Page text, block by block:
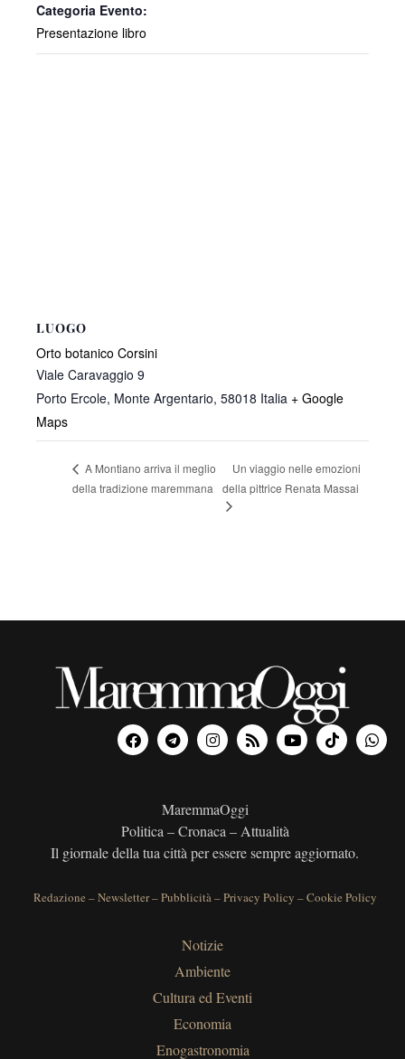
Categoria Evento:
Presentazione libro
LUOGO
Orto botanico Corsini
Viale Caravaggio 9
Porto Ercole, Monte Argentario, 58018 Italia + Google
Maps
A Montiano arriva il meglio
della tradizione maremmana
Un viaggio nelle emozioni
della pittrice Renata Massai
MaremmaOggi
Politica – Cronaca – Attualità
Il giornale della tua città per essere sempre aggiornato.
Redazione –Newsletter–Pubblicità–Privacy Policy –Cookie Policy
Notizie
Ambiente
Cultura ed Eventi
Economia
Enogastronomia